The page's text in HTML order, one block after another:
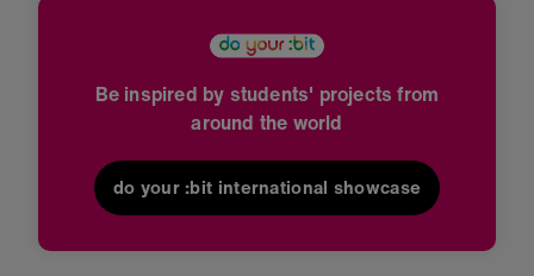
Be inspired by students' projects from
around the world
do your :bit international showcase